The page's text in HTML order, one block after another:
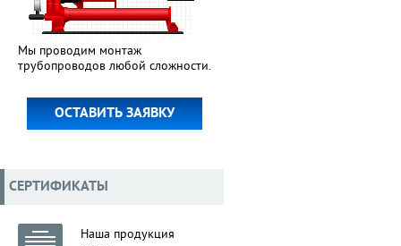
Мы проводим монтаж
трубопроводов любой сложности.
ОСТАВИТЬ ЗАЯВКУ
СЕРТИФИКАТЫ
Наша продукция